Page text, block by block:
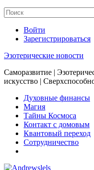
Войти
Зарегистрироваться
Эзотерические новости
Саморазвитие |
искусство |
Духовные финансы
Магия
Тайны Космоса
Контакт с домовым
Квантовый переход
Сотрудничество